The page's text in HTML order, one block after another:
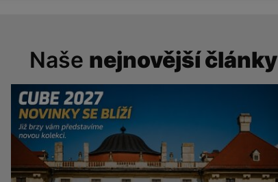
Naše nejnovější články